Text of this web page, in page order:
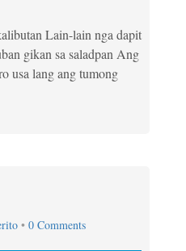
Lain-lain nga dapit
gikan sa saladpan Ang
usa lang ang tumong
• 0 Comments